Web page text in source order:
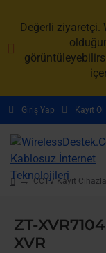
Değerli ziyaretçi.
Giriş Yap Kayıt Ol
ZT-
XVR
CCTV Kayıt